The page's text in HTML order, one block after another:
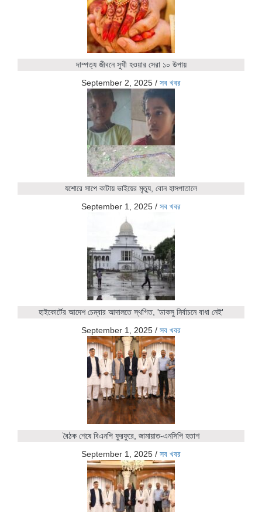
দাম্পত্য জীবনে সুখী হওয়ার সেরা ১০ উপায়
September 2, 2025 / সব খবর
যশোরে সাপে কাটায় ভাইয়ের মৃত্যু, বোন হাসপাতালে
September 1, 2025 / সব খবর
হাইকোর্টের আদেশ চেম্বার আদালতে স্থগিত, 'ডাকসু নির্বাচনে বাধা নেই'
September 1, 2025 / সব খবর
বৈঠক শেষে বিএনপি ফুরফুরে, জামায়াত-এনসিপি হতাশ
September 1, 2025 / সব খবর